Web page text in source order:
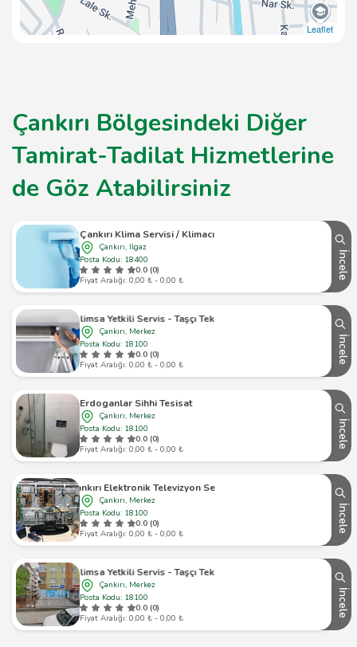
Leaflet
Çankırı Bölgesindeki Diğer
Tamirat-Tadilat Hizmetlerine
de Göz Atabilirsiniz
Çankırı Klima Servisi / Klimacı
Çankırı, Ilgaz
Posta Kodu: 18400
0.0 (0)
Fiyat Aralığı: 0,00 ₺ - 0,00 ₺
İncele
İklimsa Yetkili Servis - Taşçı Teknik
Çankırı, Merkez
Posta Kodu: 18100
0.0 (0)
Fiyat Aralığı: 0,00 ₺ - 0,00 ₺
İncele
Erdoganlar Sihhi Tesisat
Çankırı, Merkez
Posta Kodu: 18100
0.0 (0)
Fiyat Aralığı: 0,00 ₺ - 0,00 ₺
İncele
Çankırı Elektronik Televizyon Servisi
Çankırı, Merkez
Posta Kodu: 18100
0.0 (0)
Fiyat Aralığı: 0,00 ₺ - 0,00 ₺
İncele
İklimsa Yetkili Servis - Taşçı Teknik
Çankırı, Merkez
Posta Kodu: 18100
0.0 (0)
Fiyat Aralığı: 0,00 ₺ - 0,00 ₺
İncele